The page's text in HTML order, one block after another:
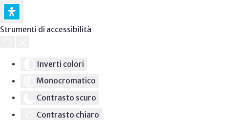
Strumenti di accessibilità
Inverti colori
Monocromatico
Contrasto scuro
Contrasto chiaro